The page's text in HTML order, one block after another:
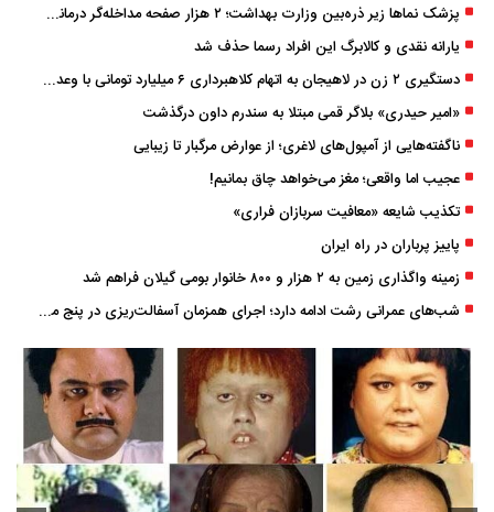
پزشک ‌نماها زیر ذره‌بین وزارت بهداشت؛ ۲ هزار صفحه مداخله‌گر درمانی مسدود شد
یارانه نقدی و کالابرگ این افراد رسما حذف شد
دستگیری ۲ زن در لاهیجان به اتهام کلاهبرداری ۶ میلیارد تومانی با وعده وام
«امیر حیدری» بلاگر قمی مبتلا به سندرم داون درگذشت
ناگفته‌هایی از آمپول‌های لاغری؛ از عوارض مرگبار تا زیبایی
عجیب اما واقعی؛ مغز می‌خواهد چاق بمانیم!
تکذیب شایعه «معافیت سربازان فراری»
پاییز پرباران در راه ایران
زمینه واگذاری زمین به ۲ هزار و ۸۰۰ خانوار بومی گیلان فراهم شد
شب‌های عمرانی رشت ادامه دارد؛ اجرای همزمان آسفالت‌ریزی در پنج منطقه شهری